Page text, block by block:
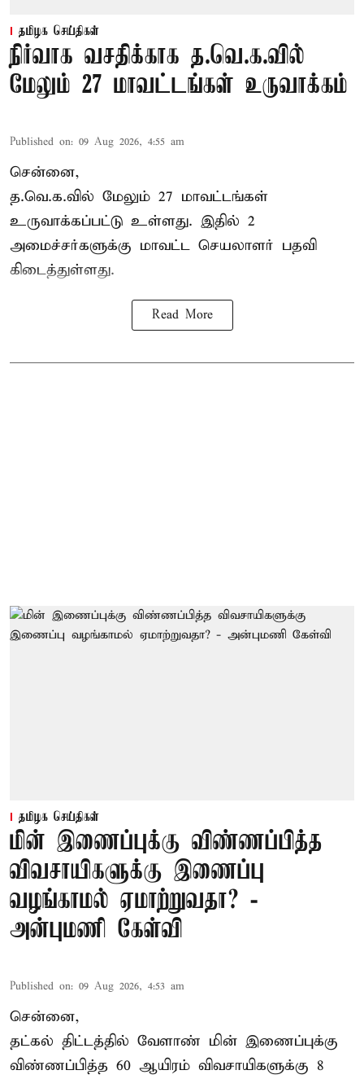
தமிழக செய்திகள்
நிர்வாக வசதிக்காக த.வெ.க.வில்
மேலும் 27 மாவட்டங்கள் உருவாக்கம்
Published on: 09 Aug 2026, 4:55 am
சென்னை,
த.வெ.க.வில் மேலும் 27 மாவட்டங்கள்
உருவாக்கப்பட்டு உள்ளது. இதில் 2
அமைச்சர்களுக்கு மாவட்ட செயலாளர் பதவி
கிடைத்துள்ளது.
Read More
தமிழக செய்திகள்
மின் இணைப்புக்கு விண்ணப்பித்த
விவசாயிகளுக்கு இணைப்பு
வழங்காமல் ஏமாற்றுவதா? -
அன்புமணி கேள்வி
Published on: 09 Aug 2026, 4:53 am
சென்னை,
தட்கல் திட்டத்தில் வேளாண் மின் இணைப்புக்கு
விண்ணப்பித்த 60 ஆயிரம் விவசாயிகளுக்கு 8